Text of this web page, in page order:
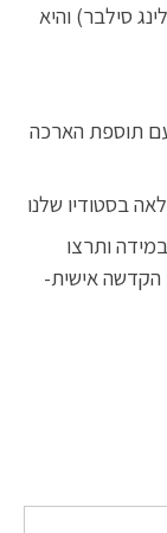
אמיתי 925 (סטרלינג סילבר) והיא
(צ’וקר) ועם תוספת הארכה
בסטודיו שלנו
ותרצו
הקדשה אישית-